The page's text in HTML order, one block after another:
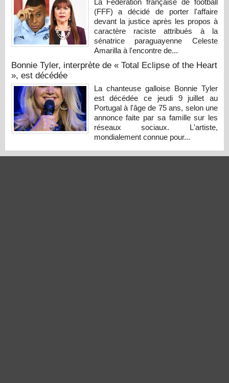
La Fédération française de football
(FFF) a décidé de porter l'affaire
devant la justice après les propos à
caractère raciste attribués à la
sénatrice paraguayenne Celeste
Amarilla à l'encontre de...
Bonnie Tyler, interprète de « Total Eclipse of the Heart
», est décédée
La chanteuse galloise Bonnie Tyler
est décédée ce jeudi 9 juillet au
Portugal à l'âge de 75 ans, selon une
annonce faite par sa famille sur les
réseaux sociaux. L'artiste,
mondialement connue pour...